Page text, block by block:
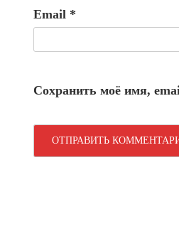
Email *
Сохранить моё имя,